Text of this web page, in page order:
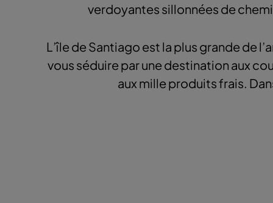
verdoyantes sillonnées de
L’île de Santiago est la plus grande de
vous séduire par une destination aux
aux mille produits frais.